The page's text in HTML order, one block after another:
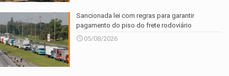
Sancionada lei com regras para garantir
pagamento do piso do frete rodoviário
05/08/2026